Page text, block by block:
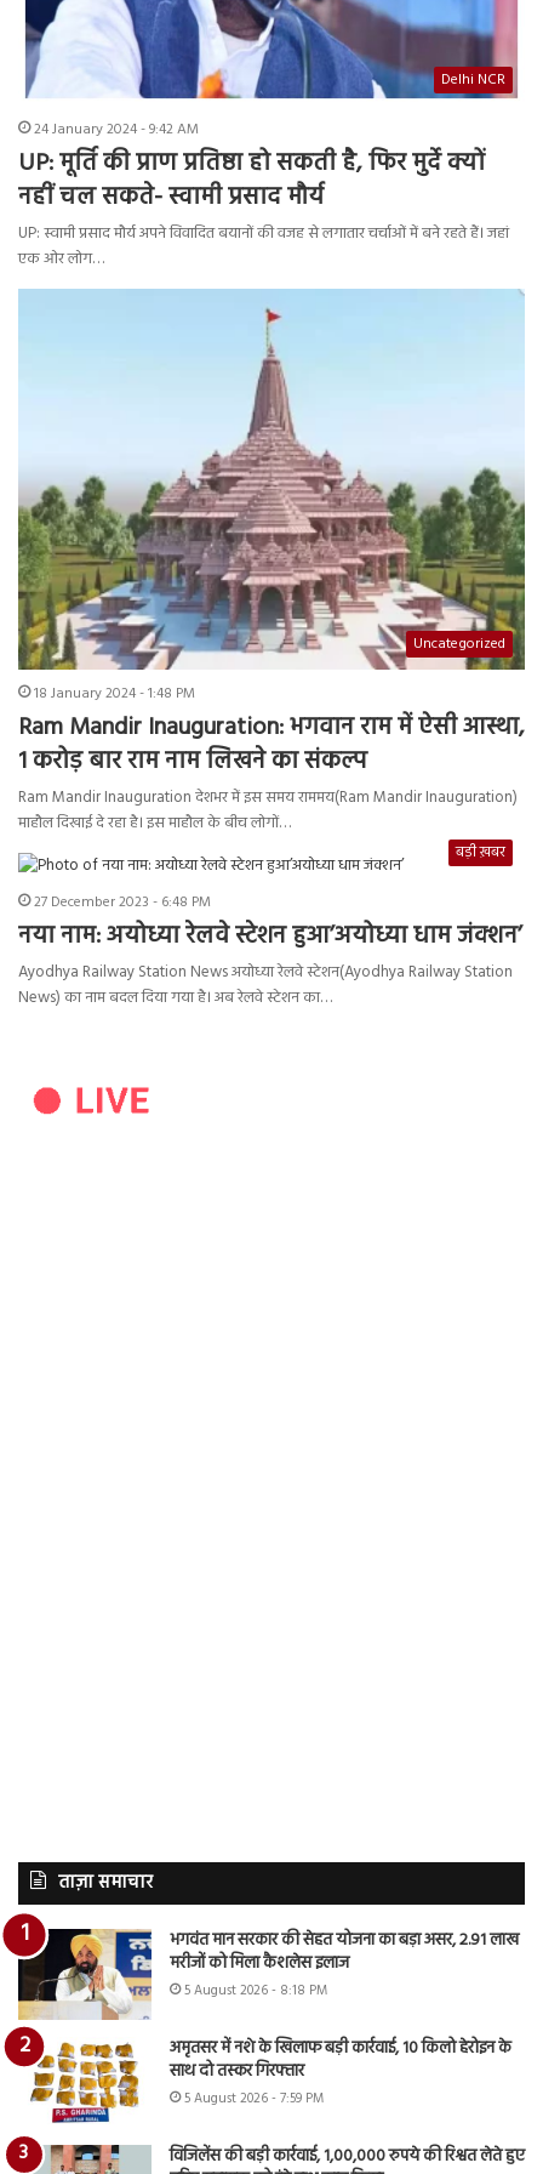
Delhi NCR
24 January 2024 - 9:42 AM
UP: मूर्ति की प्राण प्रतिष्ठा हो सकती है, फिर मुर्दे क्यों
नहीं चल सकते- स्वामी प्रसाद मौर्य
UP: स्वामी प्रसाद मौर्य अपने विवादित बयानों की वजह से लगातार चर्चाओं में बने रहते हैं। जहां
एक ओर लोग…
Uncategorized
18 January 2024 - 1:48 PM
Ram Mandir Inauguration: भगवान राम में ऐसी आस्था,
1 करोड़ बार राम नाम लिखने का संकल्प
Ram Mandir Inauguration देशभर में इस समय राममय(Ram Mandir Inauguration)
माहौल दिखाई दे रहा है। इस माहौल के बीच लोगों…
बड़ी ख़बर
27 December 2023 - 6:48 PM
नया नाम: अयोध्या रेलवे स्टेशन हुआ’अयोध्या धाम जंक्शन’
Ayodhya Railway Station News अयोध्या रेलवे स्टेशन(Ayodhya Railway Station
News) का नाम बदल दिया गया है। अब रेलवे स्टेशन का…
ताज़ा समाचार
भगवंत मान सरकार की सेहत योजना का बड़ा असर, 2.91 लाख
मरीजों को मिला कैशलेस इलाज
5 August 2026 - 8:18 PM
अमृतसर में नशे के खिलाफ बड़ी कार्रवाई, 10 किलो हेरोइन के
साथ दो तस्कर गिरफ्तार
5 August 2026 - 7:59 PM
विजिलेंस की बड़ी कार्रवाई, 1,00,000 रुपये की रिश्वत लेते हुए